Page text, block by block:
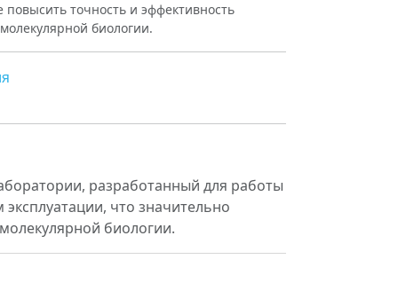
точность и эффективность
биологии.
разработанный для работы
что значительно
биологии.